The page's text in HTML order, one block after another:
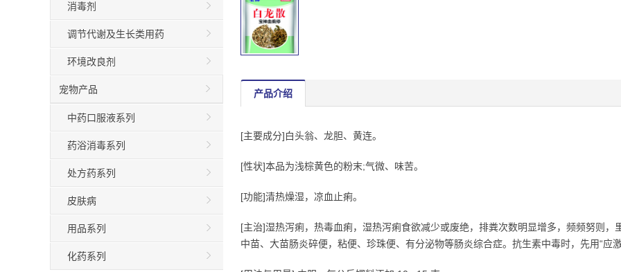
产品介绍
[主要成分]白头翁、龙胆、黄连。
[性状]本品为浅棕黄色的粉末;气微、味苦。
[功能]清热燥湿，凉血止痢。
[主治]湿热泻痢，热毒血痢，湿热泻痢食欲减少或废绝，排粪次数明显增多，频频努则
中苗、大苗肠炎碎便，粘便、珍珠便、有分泌物等肠炎综合症。抗生素中毒时，先用“应
消毒剂
调节代谢及生长类用药
环境改良剂
宠物产品
中药口服液系列
药浴消毒系列
处方药系列
皮肤病
用品系列
化药系列